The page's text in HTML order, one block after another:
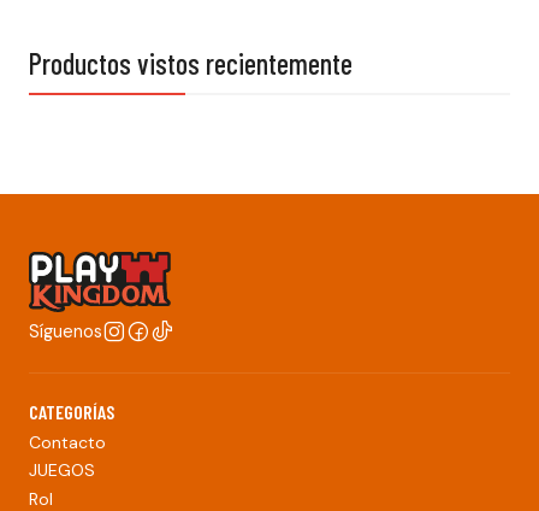
Productos vistos recientemente
Síguenos
CATEGORÍAS
Contacto
JUEGOS
Rol